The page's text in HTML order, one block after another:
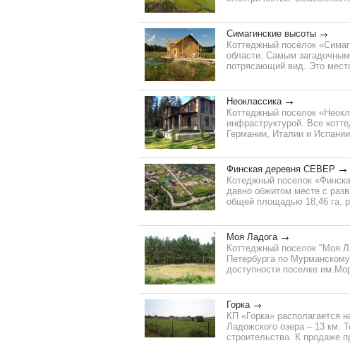
Симагинские высоты
Коттеджный посёлок
области. Самым
потрясающий вид. Это
Неоклассика
Коттеджный поселок
инфраструктурой. Все
Германии, Италии и
Финская деревня СЕВЕР
Котеджный поселок
давно обжитом месте с
общей площадью 18,46 га,
Моя Ладога
Коттеджный поселок "Моя
Петербурга по
доступности поселке
Горка
КП «Горка» располагается
Ладожского озера – 13 км.
строительства. К продаже